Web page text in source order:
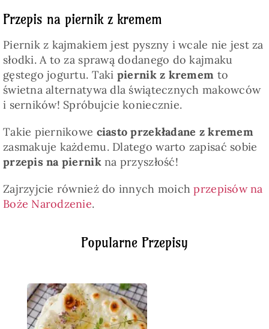
Popularne Przepisy
Przepis na piernik z kremem
Piernik z kajmakiem jest pyszny i wcale nie jest za
słodki. A to za sprawą dodanego do kajmaku
gęstego jogurtu. Taki piernik z kremem to
świetna alternatywa dla świątecznych makowców
i serników! Spróbujcie koniecznie.
Takie piernikowe ciasto przekładane z kremem
zasmakuje każdemu. Dlatego warto zapisać sobie
przepis na piernikna przyszłość!
Zajrzyjcie również do innych moichprzepisów na
Boże Narodzenie.